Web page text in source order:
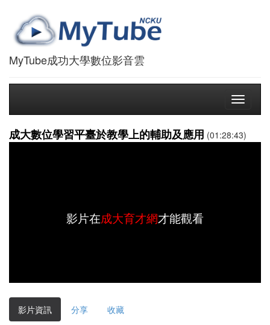
MyTube成功大學數位影音雲
Toggle
成大數位學習平臺於教學上的輔助及應用 (01:28:43)
影片在成大育才網才能觀看
影片資訊 分享 收藏